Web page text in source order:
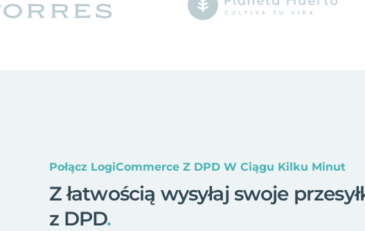
Połącz LogiCommerce Z DPD W Ciągu Kilku Minut
Z łatwością wysyłaj swoje
z DPD.